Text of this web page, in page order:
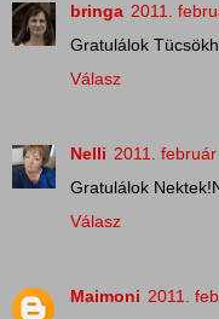
bringa 2011.
Gratulálok
Válasz
Nelli 2011.
Gratulálok
Válasz
Maimoni 2011.